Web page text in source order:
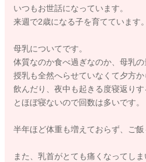
いつもお世話になっています。
来週で2歳になる子を育てています。
母乳についてです。
体質なのか食べ過ぎなのか、母乳の
授乳も全然へらせていなくて夕方
飲んだり、夜中も起きる度寝返り
とほぼ寝ないので回数は多いです。
半年ほど体重も増えておらず、ご飯
また、乳首がとても痛くなってし